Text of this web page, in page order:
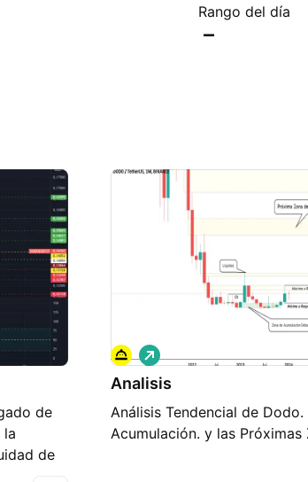
Rango del día
–
de
la
de
Analisis
Análisis Tendencial de
Acumulación. y las
L
a
r
o